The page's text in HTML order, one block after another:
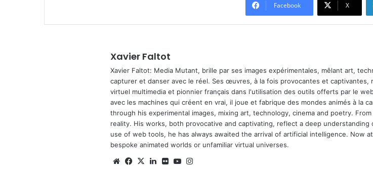
Facebook X
Xavier Faltot
Xavier Faltot: Media Mutant, brille par ses images expérimentales, mêlant art,
capturer et danser avec le réel. Ses œuvres, à la fois provocantes et
virtuel multimedia et pionnier français dans l'utilisation des outils offerts par le
avec les machines qui créent en vrai, il joue et fabrique des mondes animés à
through his experimental images, mixing art, technology, cinema and poetry.
reality. His works, both provocative and captivating, reflect a deep
use of web tools, he has always awaited the arrival of artificial intelligence. Now
bespoke animated worlds or unfamiliar virtual universes.
We Fa
X
Lin Fli Yo